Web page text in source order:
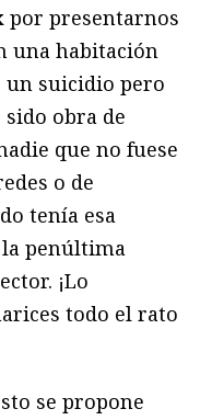
por presentarnos
una habitación
un suicidio pero
obra de
que no fuese
o de
tenía esa
penúltima
¡Lo
todo el rato
se propone